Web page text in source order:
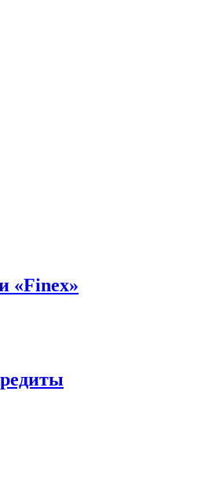
«Finex»